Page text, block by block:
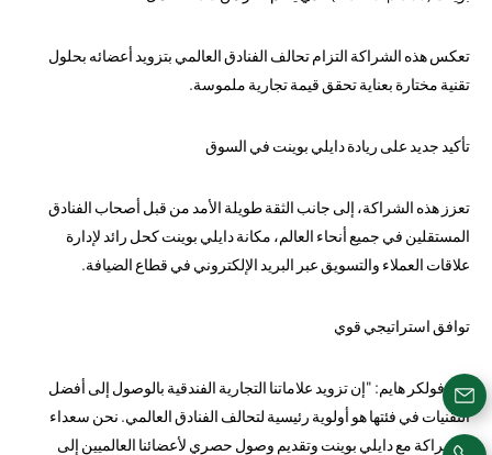
تعكس هذه الشراكة التزام تحالف الفنادق العالمي بتزويد أعضائه بحلول
تقنية مختارة بعناية تحقق قيمة تجارية ملموسة.
تأكيد جديد على ريادة دايلي بوينت في السوق
تعزز هذه الشراكة، إلى جانب الثقة طويلة الأمد من قبل أصحاب الفنادق
المستقلين في جميع أنحاء العالم، مكانة دايلي بوينت كحل رائد لإدارة
علاقات العملاء والتسويق عبر البريد الإلكتروني في قطاع الضيافة.
توافق استراتيجي قوي
قال فولكر هايم: "إن تزويد علاماتنا التجارية الفندقية بالوصول إلى أفضل
التقنيات في فئتها هو أولوية رئيسية لتحالف الفنادق العالمي. نحن سعداء
بالشراكة مع دايلي بوينت وتقديم وصول حصري لأعضائنا العالميين إلى